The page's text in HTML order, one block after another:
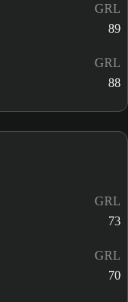
GRL
89
GRL
88
GRL
73
GRL
70